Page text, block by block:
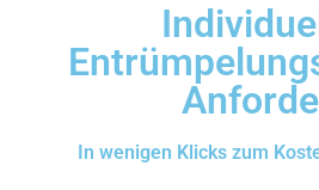
In wenigen Klicks zum